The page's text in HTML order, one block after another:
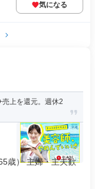
気になる
上を還元。週休2
歳） 主婦・主夫歓